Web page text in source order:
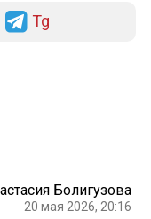
Tg
Болигузова
20 мая 2026, 20:16